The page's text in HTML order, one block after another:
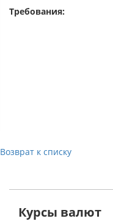
Требования:
Возврат к списку
Курсы валют